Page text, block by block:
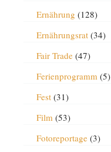
Ernährung (128)
Ernährungsrat(34)
Fair Trade(47)
Ferienprogramm(5)
Fest(31)
Film(53)
Fotoreportage(3)